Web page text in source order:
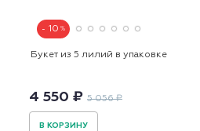
10
Букет из 5 лилий в упаковке
4 550 ₽ 5 056 ₽
В КОРЗИНУ